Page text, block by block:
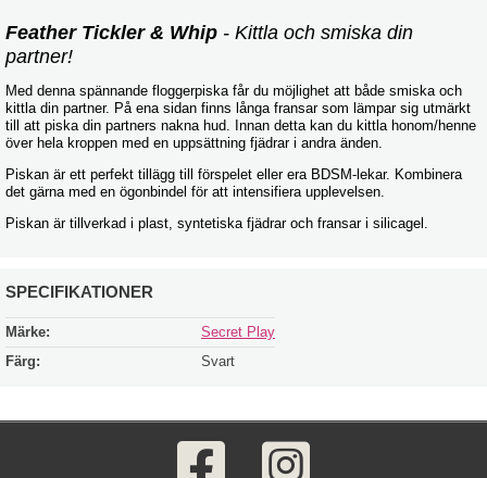
Feather Tickler & Whip - Kittla och smiska din
partner!
Med denna spännande floggerpiska får du möjlighet att både smiska och
kittla din partner. På ena sidan finns långa fransar som lämpar sig utmärkt
till att piska din partners nakna hud. Innan detta kan du kittla honom/henne
över hela kroppen med en uppsättning fjädrar i andra änden.
Piskan är ett perfekt tillägg till förspelet eller era BDSM-lekar. Kombinera
det gärna med en ögonbindel för att intensifiera upplevelsen.
Piskan är tillverkad i plast, syntetiska fjädrar och fransar i silicagel.
SPECIFIKATIONER
Märke:
Secret Play
Färg:
Svart